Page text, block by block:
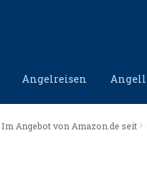
Angelreisen
Angelvideos
Angebot von Amazon.de seit